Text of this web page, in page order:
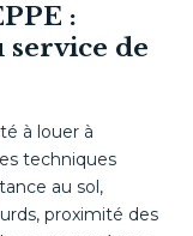
:
de
à louer à
techniques
au sol,
proximité des